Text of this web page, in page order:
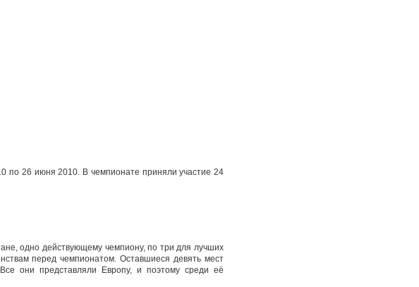
по 26 июня 2010. В чемпионате приняли участие 24
одно действующему чемпиону, по три для лучших
перед чемпионатом. Оставшиеся девять мест
они представляли Европу, и поэтому среди её